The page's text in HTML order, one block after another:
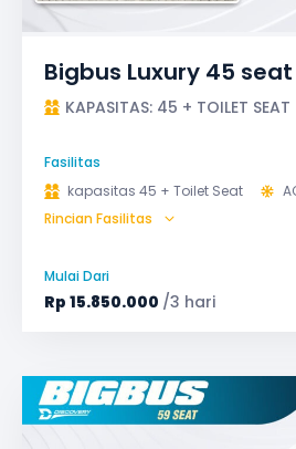
Bigbus Luxury 45 seat
KAPASITAS: 45 + TOILET SEAT
Fasilitas
kapasitas 45 + Toilet Seat
Audio
Bagasi
Safety Tools (P3K, Windows
Rincian Fasilitas
Mulai Dari
Rp 15.850.000 /3 hari